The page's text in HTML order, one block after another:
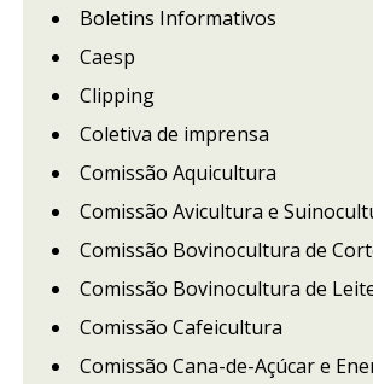
Boletins Informativos
Caesp
Clipping
Coletiva de imprensa
Comissão Aquicultura
Comissão Avicultura e
Comissão Bovinocultura de
Comissão Bovinocultura de
Comissão Cafeicultura
Comissão Cana-de-Açúcar e